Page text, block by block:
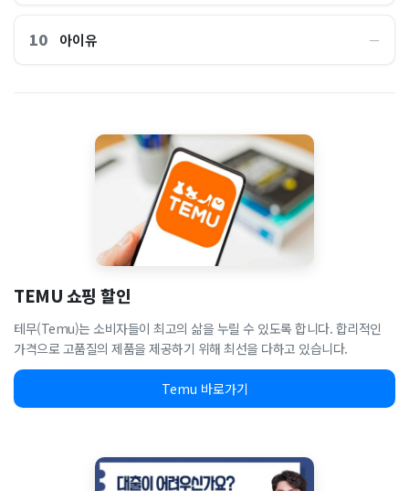
10 아이유 ―
TEMU 쇼핑 할인
테무(Temu)는 소비자들이 최고의 삶을 누릴 수 있도록 합니다. 합리적인
가격으로 고품질의 제품을 제공하기 위해 최선을 다하고 있습니다.
Temu 바로가기